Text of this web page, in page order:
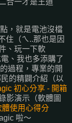
合一才是王道
，就是電池沒檔
住（ㄟ..那也是因
、玩一下軟
、我也多添購了
過程，專業的開
民的精闢介紹（以
初心分享 - 開箱
影演示（軟體圖
使用心得分
啦～